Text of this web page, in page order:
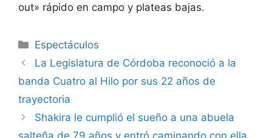
out» rápido en campo y plateas bajas.
Espectáculos
La Legislatura de Córdoba reconoció a la
banda Cuatro al Hilo por sus 22 años de
trayectoria
Shakira le cumplió el sueño a una abuela
salteña de 79 años y entró caminando con ella